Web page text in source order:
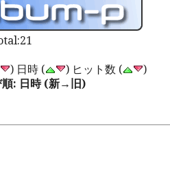
) 日時 ( ) ヒット数 (
)
順: 日時 (新→旧)